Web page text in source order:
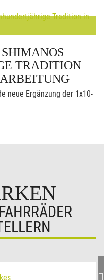
TRADITION
neue Ergänzung der 1x10-